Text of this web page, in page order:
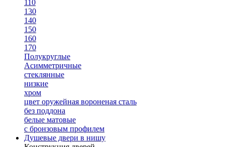
110
130
140
150
160
170
Полукруглые
Асимметричные
стеклянные
низкие
хром
цвет оружейная вороненая сталь
без поддона
белые матовые
с бронзовым профилем
Душевые двери в нишу